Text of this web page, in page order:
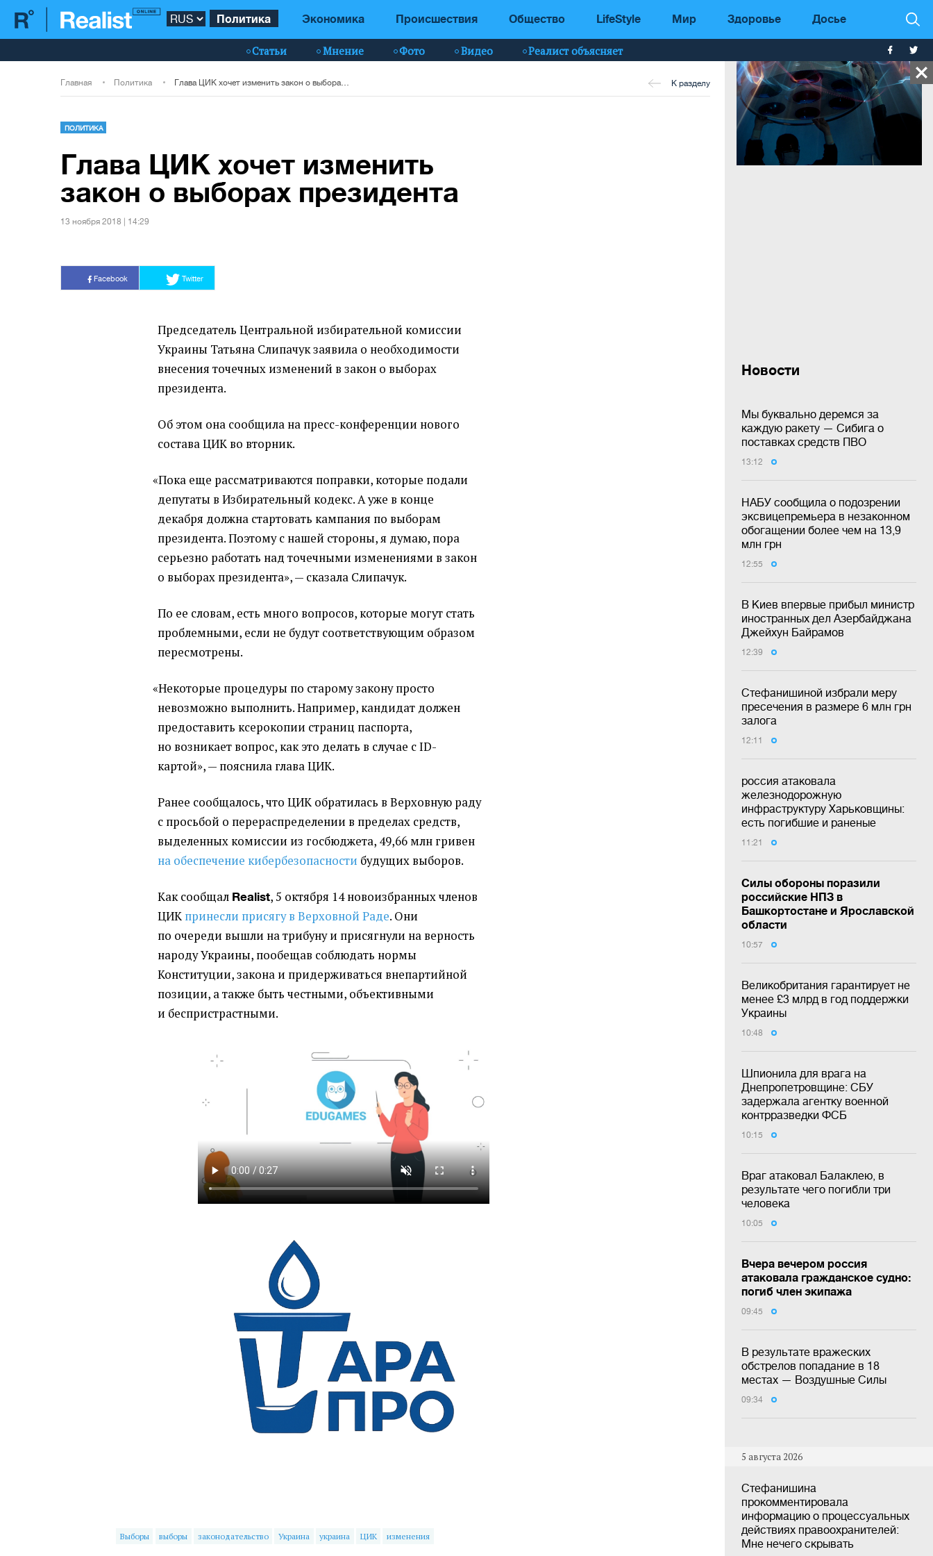
Политика Экономика Происшествия Общество LifeStyle Мир Здоровье Досье
Статьи Мнение Фото Видео Реалист объясняет
Новости
Мы буквально деремся за
каждую ракету — Сибига о
поставках средств ПВО
13:12
НАБУ сообщила о подозрении
эксвицепремьера в незаконном
обогащении более чем на 13,9
млн грн
12:55
В Киев впервые прибыл министр
иностранных дел Азербайджана
Джейхун Байрамов
12:39
Стефанишиной избрали меру
пресечения в размере 6 млн грн
залога
12:11
россия атаковала
железнодорожную
инфраструктуру Харьковщины:
есть погибшие и раненые
11:21
Силы обороны поразили
российские НПЗ в
Башкортостане и Ярославской
области
10:57
Великобритания гарантирует не
менее £3 млрд в год поддержки
Украины
10:48
Шпионила для врага на
Днепропетровщине: СБУ
задержала агентку военной
контрразведки ФСБ
10:15
Враг атаковал Балаклею, в
результате чего погибли три
человека
10:05
Вчера вечером россия
атаковала гражданское судно:
погиб член экипажа
09:45
В результате вражеских
обстрелов попадание в 18
местах — Воздушные Силы
09:34
5 августа 2026
Стефанишина
прокомментировала
информацию о процессуальных
действиях правоохранителей:
Мне нечего скрывать
Главная Политика К разделу
ПОЛИТИКА
Глава ЦИК хочет изменить
закон о выборах президента
13 ноября 2018 | 14:29
Facebook Twitter
Председатель Центральной избирательной комиссии
Украины Татьяна Слипачук заявила о необходимости
внесения точечных изменений в закон о выборах
президента.
Об этом она сообщила на пресс-конференции нового
состава ЦИК во вторник.
«Пока еще рассматриваются поправки, которые подали
депутаты в Избирательный кодекс. А уже в конце
декабря должна стартовать кампания по выборам
президента. Поэтому с нашей стороны, я думаю, пора
серьезно работать над точечными изменениями в закон
о выборах президента», — сказала Слипачук.
По ее словам, есть много вопросов, которые могут стать
проблемными, если не будут соответствующим образом
пересмотрены.
«Некоторые процедуры по старому закону просто
невозможно выполнить. Например, кандидат должен
предоставить ксерокопии страниц паспорта,
но возникает вопрос, как это делать в случае с ID-
картой», — пояснила глава ЦИК.
Ранее сообщалось, что ЦИК обратилась в Верховную раду
с просьбой о перераспределении в пределах средств,
выделенных комиссии из госбюджета, 49,66 млн гривен
на обеспечение кибербезопасности будущих выборов.
Как сообщал Realist, 5 октября 14 новоизбранных членов
ЦИК принесли присягу в Верховной Раде. Они
по очереди вышли на трибуну и присягнули на верность
народу Украины, пообещав соблюдать нормы
Конституции, закона и придерживаться внепартийной
позиции, а также быть честными, объективными
и беспристрастными.
Выборы выборы законодательство Украина украина ЦИК изменения